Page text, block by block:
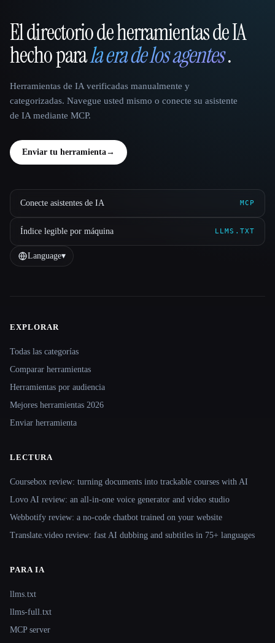
That AI Collection
El directorio de herramientas de IA
hecho parala era de los agentes.
Herramientas de IA verificadas manualmente y
categorizadas. Navegue usted mismo o conecte su asistente
de IA mediante MCP.
Enviar tu herramienta→
Conecte asistentes de IA MCP
Índice legible por máquina LLMS.TXT
Language▾
Site navigation
EXPLORAR
Todas las categorías
Comparar herramientas
Herramientas por audiencia
Mejores herramientas 2026
Enviar herramienta
LECTURA
Coursebox review: turning documents into trackable courses with AI
Lovo AI review: an all-in-one voice generator and video studio
Webbotify review: a no-code chatbot trained on your website
Translate.video review: fast AI dubbing and subtitles in 75+ languages
PARA IA
llms.txt
llms-full.txt
MCP server